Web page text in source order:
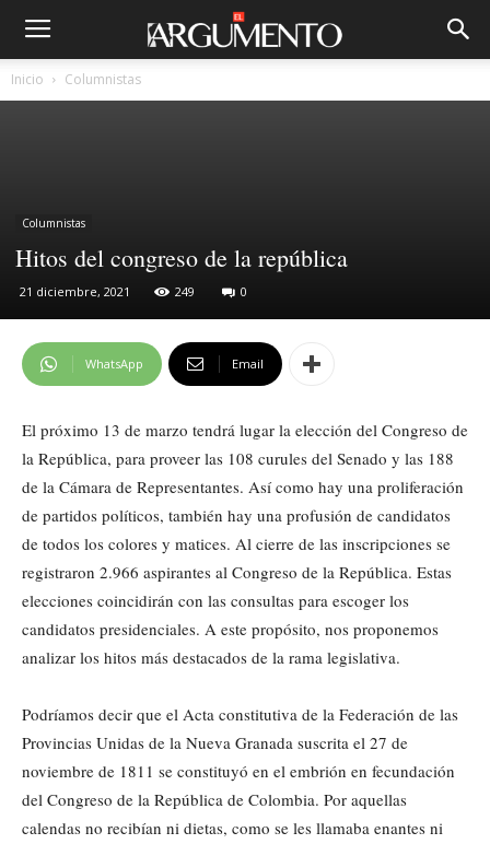
Inicio Columnistas
Columnistas
Hitos del congreso de la república
21 diciembre, 2021 249 0
WhatsApp Email
El próximo 13 de marzo tendrá lugar la elección del Congreso de
la República, para proveer las 108 curules del Senado y las 188
de la Cámara de Representantes. Así como hay una proliferación
de partidos políticos, también hay una profusión de candidatos
de todos los colores y matices. Al cierre de las inscripciones se
registraron 2.966 aspirantes al Congreso de la República. Estas
elecciones coincidirán con las consultas para escoger los
candidatos presidenciales. A este propósito, nos proponemos
analizar los hitos más destacados de la rama legislativa.
Podríamos decir que el Acta constitutiva de la Federación de las
Provincias Unidas de la Nueva Granada suscrita el 27 de
noviembre de 1811 se constituyó en el embrión en fecundación
del Congreso de la República de Colombia. Por aquellas
calendas no recibían ni dietas, como se les llamaba enantes ni